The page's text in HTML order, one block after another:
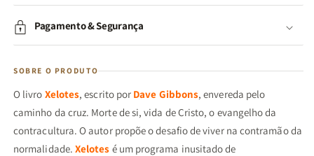
Pagamento & Segurança
SOBRE O PRODUTO
O livro Xelotes, escrito por Dave Gibbons, envereda pelo
caminho da cruz. Morte de si, vida de Cristo, o evangelho da
contracultura. O autor propõe o desafio de viver na contramão da
normalidade. Xelotes é um programa inusitado de